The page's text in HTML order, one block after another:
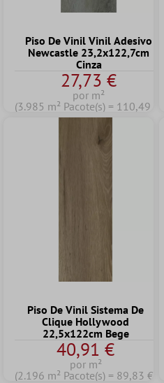
Piso De Vinil Vinil Adesivo
Newcastle 23,2x122,7cm
Cinza
27,73 €
por m²
(3.985 m² Pacote(s) = 110,49 €)
Piso De Vinil Sistema De
Clique Hollywood
22,5x122cm Bege
40,91 €
por m²
(2.196 m² Pacote(s) = 89,83 €)